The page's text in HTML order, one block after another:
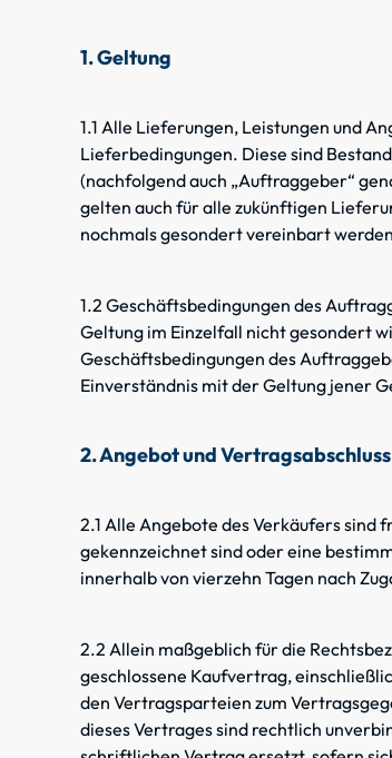
1. Geltung
1.1 Alle Lieferungen, Leistungen und
Lieferbedingungen. Diese sind
(nachfolgend auch „Auftraggeber“
gelten auch für alle zukünftigen
nochmals gesondert vereinbart
1.2 Geschäftsbedingungen des
Geltung im Einzelfall nicht gesondert
Geschäftsbedingungen des
Einverständnis mit der Geltung jener
2. Angebot und Vertragsabschluss
2.1 Alle Angebote des Verkäufers sind
gekennzeichnet sind oder eine
innerhalb von vierzehn Tagen nach
2.2 Allein maßgeblich für die
geschlossene Kaufvertrag,
den Vertragsparteien zum
dieses Vertrages sind rechtlich